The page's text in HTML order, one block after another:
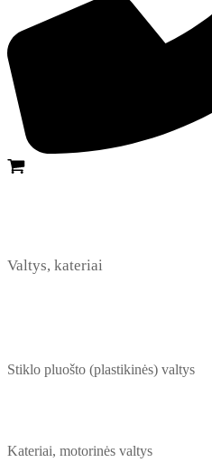
Valtys, kateriai
Stiklo pluošto (plastikinės) valtys
Kateriai, motorinės valtys